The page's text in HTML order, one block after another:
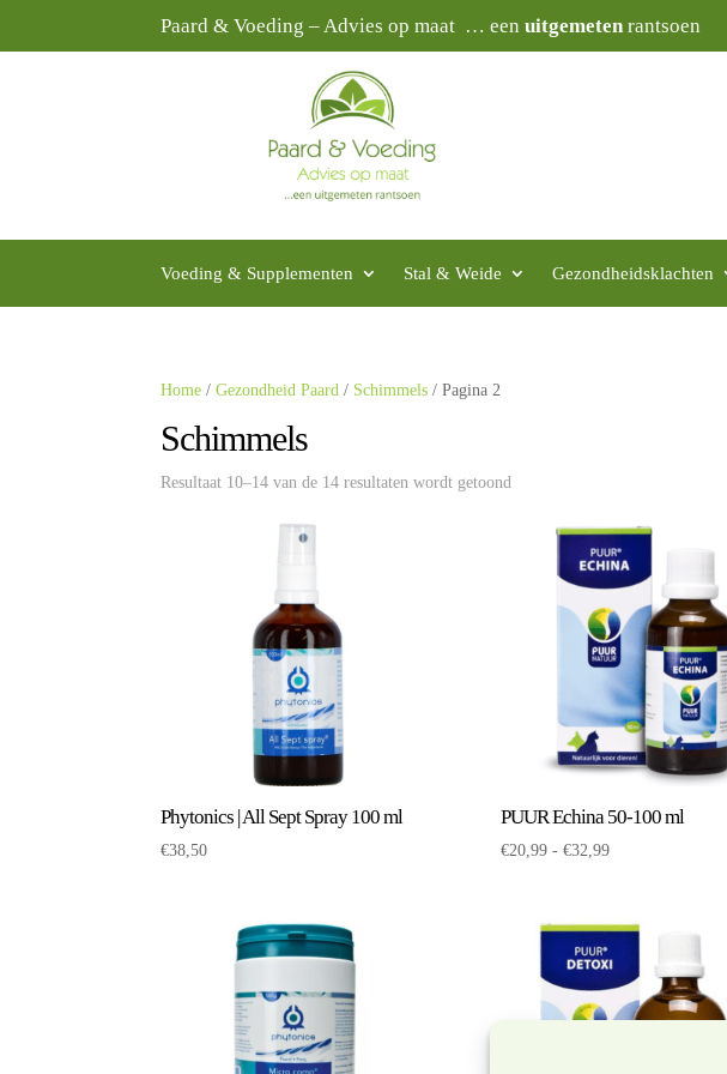
Paard & Voeding – Advies op maat … eenuitgemetenrantsoen
Voeding & Supplementen Stal & Weide Gezondheidsklachten
Home /Gezondheid Paard / Schimmels / Pagina 2
Schimmels
Resultaat 10–14 van de 14 resultaten wordt getoond
Phytonics | All Sept Spray 100 ml
€38,50
PUUR Echina 50-100 ml
€20,99 - €32,99Prijsklasse:
€32,99